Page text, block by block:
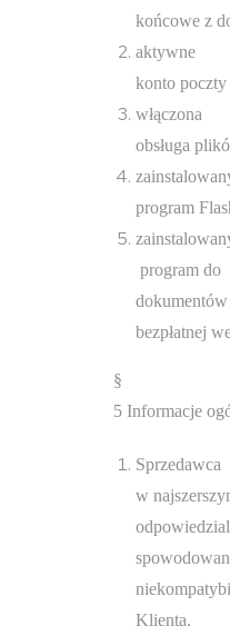
końcowe z
aktywne
konto
włączona
obsługa
program
program do
bezpłatnej
§
5 Informacje
Sprzedawca
w
Klienta.